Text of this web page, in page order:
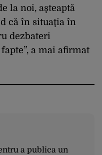
la noi, aşteaptă
că în situaţia în
dezbateri
a mai afirmat
a publica un